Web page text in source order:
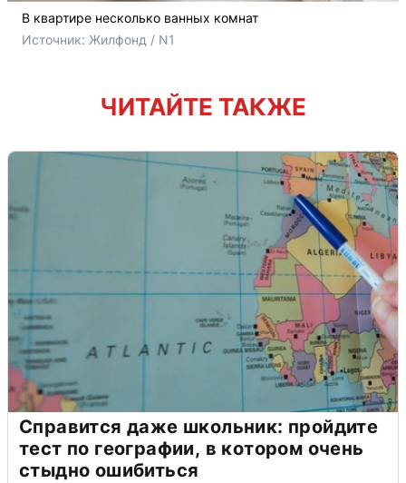
В квартире несколько ванных комнат
Источник: Жилфонд / N1
ЧИТАЙТЕ ТАКЖЕ
Справится даже школьник: пройдите
тест по географии, в котором очень
стыдно ошибиться